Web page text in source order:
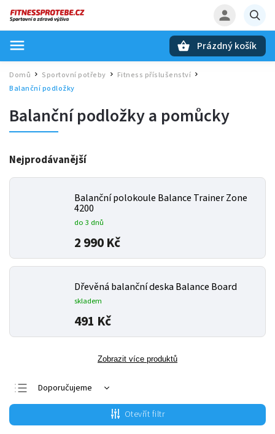
Prázdný košík
Domů / Sportovní potřeby Fitness příslušenství /
Balanční podložky
Balanční podložky a pomůcky
Nejprodávanější
Balanční polokoule Balance Trainer Zone
4200
do 3 dnů
2 990 Kč
Dřevěná balanční deska Balance Board
skladem
491 Kč
Zobrazit více produktů
Doporučujeme
Nejlevnější
Nejdražší
Otevřít filtr